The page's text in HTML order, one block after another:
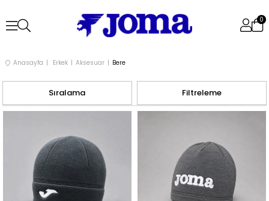
0
Anasayfa Erkek Aksesuar Bere
Filtreleme
Sıralama